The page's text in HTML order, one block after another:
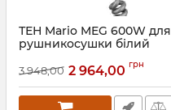
ТЕН Mario MEG 600W для
рушникосушки білий
Артикул:5.0.1006.0.P-WG
3 948,00 2 964,00 грн